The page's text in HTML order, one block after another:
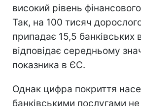
високий рівень
Так, на 100 тисяч
припадає 15,5 банківських
відповідає середньому
показника в ЄС.
Однак цифра покриття
банківськими послугами не